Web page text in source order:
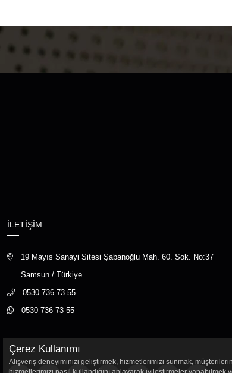
İLETİŞİM
19 Mayıs Sanayi Sitesi Şabanoğlu Mah. 60. Sok. No:37
Samsun / Türkiye
0530 736 73 55
0530 736 73 55
Çerez Kullanımı
Alışveriş deneyiminizi geliştirmek, hizmetlerimizi sunmak, müşterilerin